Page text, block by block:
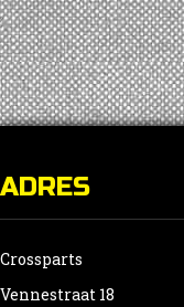
ADRES
Crossparts
Vennestraat 18